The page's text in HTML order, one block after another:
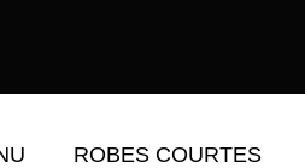
ROBES COURTES